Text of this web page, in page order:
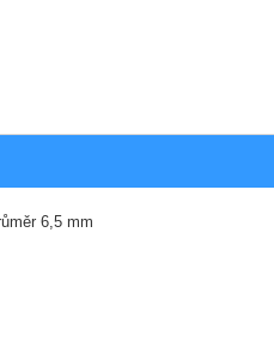
6,5 mm